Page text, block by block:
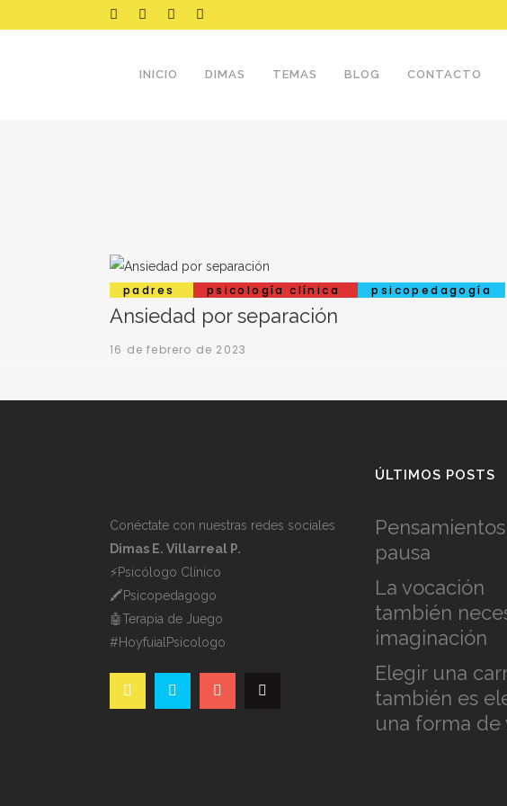
INICIO DIMAS TEMAS BLOG CONTACTO
padres psicología clínica psicopedagogía
Ansiedad por separación
16 de febrero de 2023
Conéctate con nuestras redes sociales
Dimas E. Villarreal P.
⚡️Psicólogo Clínico
🖍Psicopedagogo
🤖Terapia de Juego
#HoyfuialPsicologo
ÚLTIMOS POSTS
pausa
La vocación
también
imaginación
Elegir una
también es
una forma de